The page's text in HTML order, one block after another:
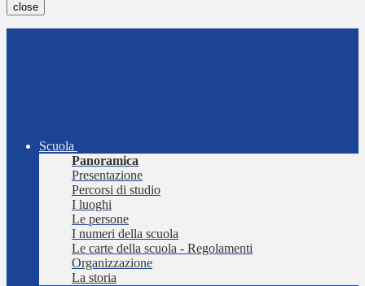
close
Scuola
Panoramica
Presentazione
Percorsi di studio
I luoghi
Le persone
I numeri della scuola
Le carte della scuola - Regolamenti
Organizzazione
La storia